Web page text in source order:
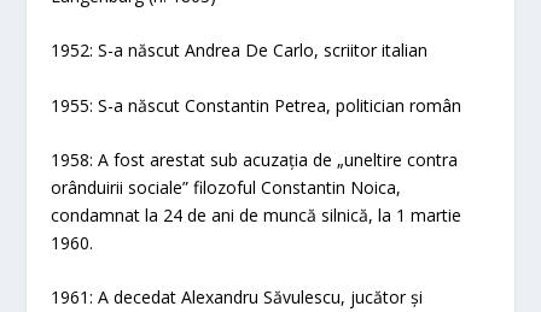
1952: S-a născut Andrea De Carlo, scriitor italian
1955: S-a născut Constantin Petrea, politician român
1958: A fost arestat sub acuzația de „uneltire contra
orânduirii sociale” filozoful Constantin Noica,
condamnat la 24 de ani de muncă silnică, la 1 martie
1960.
1961: A decedat Alexandru Săvulescu, jucător și